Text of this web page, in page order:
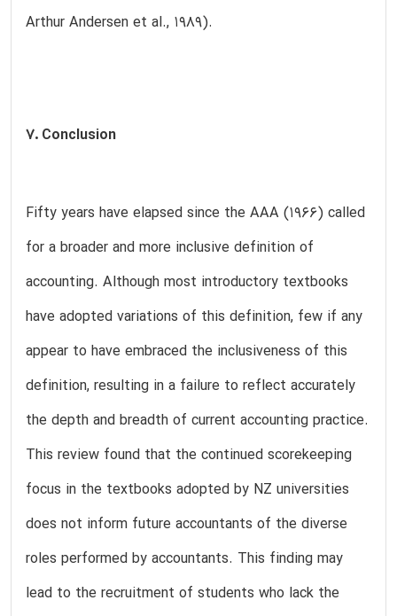
Arthur Andersen et al., 1989).
7. Conclusion
Fifty years have elapsed since the AAA (1966) called
for a broader and more inclusive definition of
accounting. Although most introductory textbooks
have adopted variations of this definition, few if any
appear to have embraced the inclusiveness of this
definition, resulting in a failure to reflect accurately
the depth and breadth of current accounting practice.
This review found that the continued scorekeeping
focus in the textbooks adopted by NZ universities
does not inform future accountants of the diverse
roles performed by accountants. This finding may
lead to the recruitment of students who lack the